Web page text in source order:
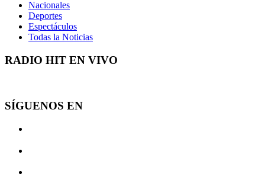
Nacionales
Deportes
Espectáculos
Todas la Noticias
RADIO HIT EN VIVO
SÍGUENOS EN